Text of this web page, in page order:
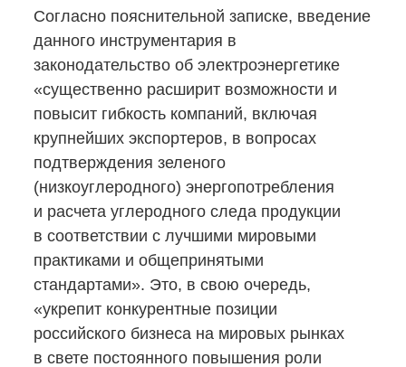
Согласно пояснительной записке, введение
данного инструментария в
законодательство об электроэнергетике
«существенно расширит возможности и
повысит гибкость компаний, включая
крупнейших экспортеров, в вопросах
подтверждения зеленого
(низкоуглеродного) энергопотребления
и расчета углеродного следа продукции
в соответствии с лучшими мировыми
практиками и общепринятыми
стандартами». Это, в свою очередь,
«укрепит конкурентные позиции
российского бизнеса на мировых рынках
в свете постоянного повышения роли